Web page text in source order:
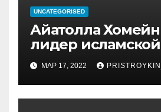
UNCATEGORISED
Айатолла
лидер исламской
революции, его
и идеология, роль
иранской
последствия его
МАР 17, 2022 PRISTROYKIN_